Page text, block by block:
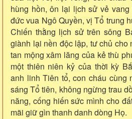
hùng hồn, ôn lại lịch sử vẻ
đức vua Ngô Quyền, vị Tổ trung
Chiến thằng lịch sử trên sông
giành lại nền độc lập, tư chủ cho
tan mộng xâm lăng của kẻ thù
một thiên niên kỷ của thời kỳ
anh linh Tiên tổ, con cháu cùng
sáng Tổ tiên, không ngừng trau
năng, cống hiến sức mình cho
mãi giữ gìn thanh danh dòng Họ.